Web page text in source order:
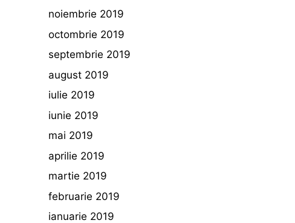
noiembrie 2019
octombrie 2019
septembrie 2019
august 2019
iulie 2019
iunie 2019
mai 2019
aprilie 2019
martie 2019
februarie 2019
ianuarie 2019